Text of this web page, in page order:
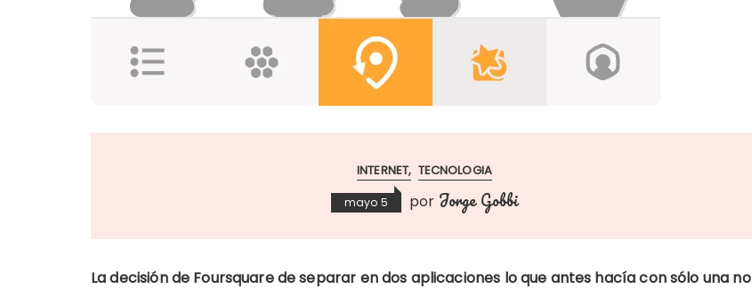
INTERNET TECNOLOGIA
mayo 5 por Jorge Gobbi
La decisión de Foursquare de separar en dos aplicaciones lo que antes hacía con sólo una no